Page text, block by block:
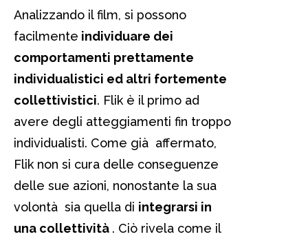
Analizzando il film, si possono
facilmente individuare dei
comportamenti prettamente
individualistici ed altri fortemente
collettivistici. Flik è il primo ad
avere degli atteggiamenti fin troppo
individualisti. Come già affermato,
Flik non si cura delle conseguenze
delle sue azioni, nonostante la sua
volontà sia quella di integrarsi in
una collettività . Ciò rivela come il